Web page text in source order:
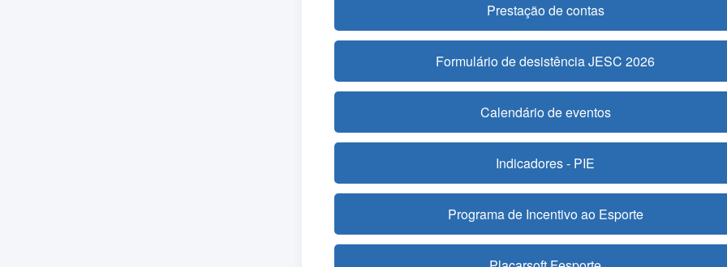
Prestação de contas
Formulário de desistência JESC 2026
Calendário de eventos
Indicadores - PIE
Programa de Incentivo ao Esporte